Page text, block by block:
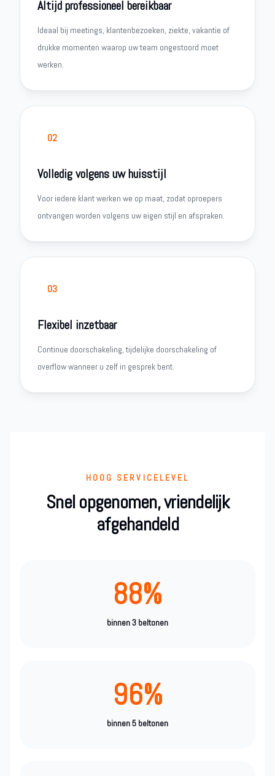
Altijd professioneel bereikbaar
Ideaal bij meetings, klantenbezoeken, ziekte, vakantie of
drukke momenten waarop uw team ongestoord moet
werken.
02
Volledig volgens uw huisstijl
Voor iedere klant werken we op maat, zodat oproepers
ontvangen worden volgens uw eigen stijl en afspraken.
03
Flexibel inzetbaar
Continue doorschakeling, tijdelijke doorschakeling of
overflow wanneer u zelf in gesprek bent.
HOOG SERVICELEVEL
Snel opgenomen, vriendelijk
afgehandeld
88%
binnen 3 beltonen
96%
binnen 5 beltonen